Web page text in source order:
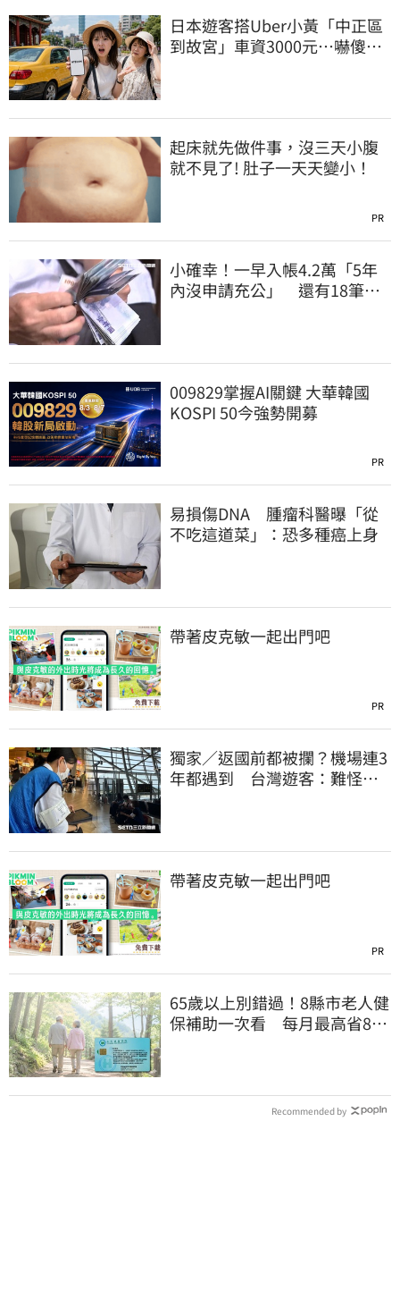
日本遊客搭Uber小黃「中正區
到故宮」車資3000元…嚇傻：
起床就先做件事，沒三天小腹
就不見了! 肚子一天天變小！
PR
小確幸！一早入帳4.2萬「5年
內沒申請充公」 還有18筆錢
009829掌握AI關鍵 大華韓國
KOSPI 50今強勢開募
PR
易損傷DNA 腫瘤科醫曝「從
不吃這道菜」：恐多種癌上身
帶著皮克敏一起出門吧
PR
獨家／返國前都被攔？機場連3
年都遇到 台灣遊客：難怪日
帶著皮克敏一起出門吧
PR
65歲以上別錯過！8縣市老人健
保補助一次看 每月最高省826
Recommended by